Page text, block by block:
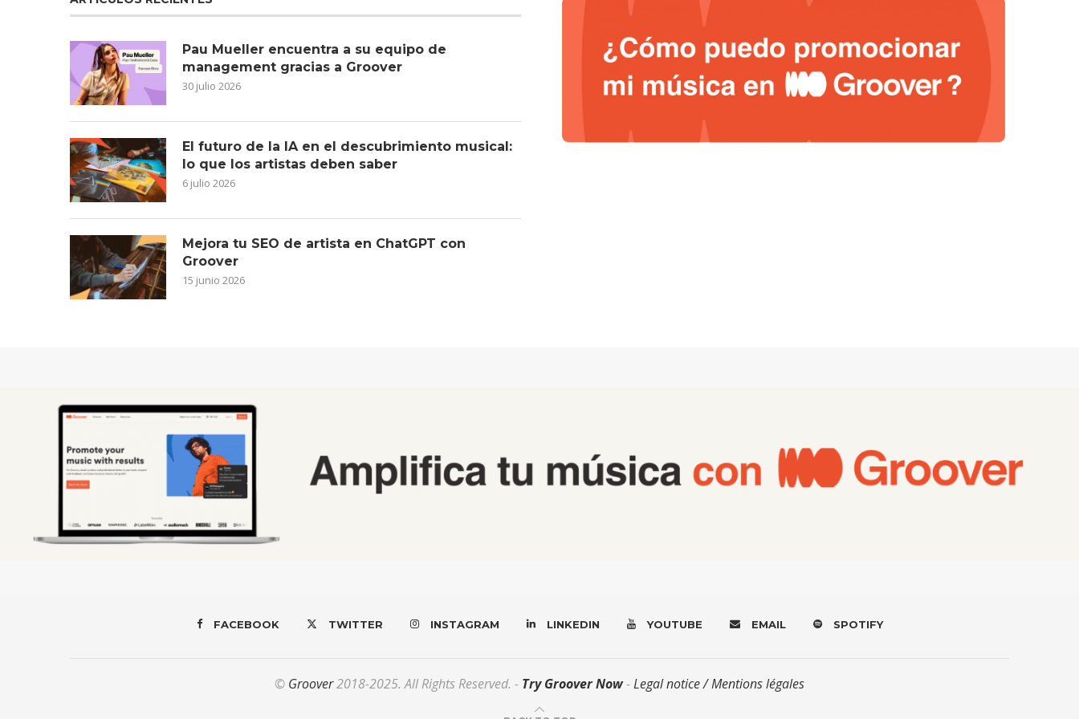
Pau Mueller encuentra a su equipo de
management gracias a Groover
30 julio 2026
El futuro de la IA en el descubrimiento musical:
lo que los artistas deben saber
6 julio 2026
Mejora tu SEO de artista en ChatGPT con
Groover
15 junio 2026
FACEBOOK TWITTER INSTAGRAM LINKEDIN YOUTUBE EMAIL SPOTIFY
© Groover2018-2025. All Rights Reserved. - Try Groover Now-Legal notice / Mentions légales